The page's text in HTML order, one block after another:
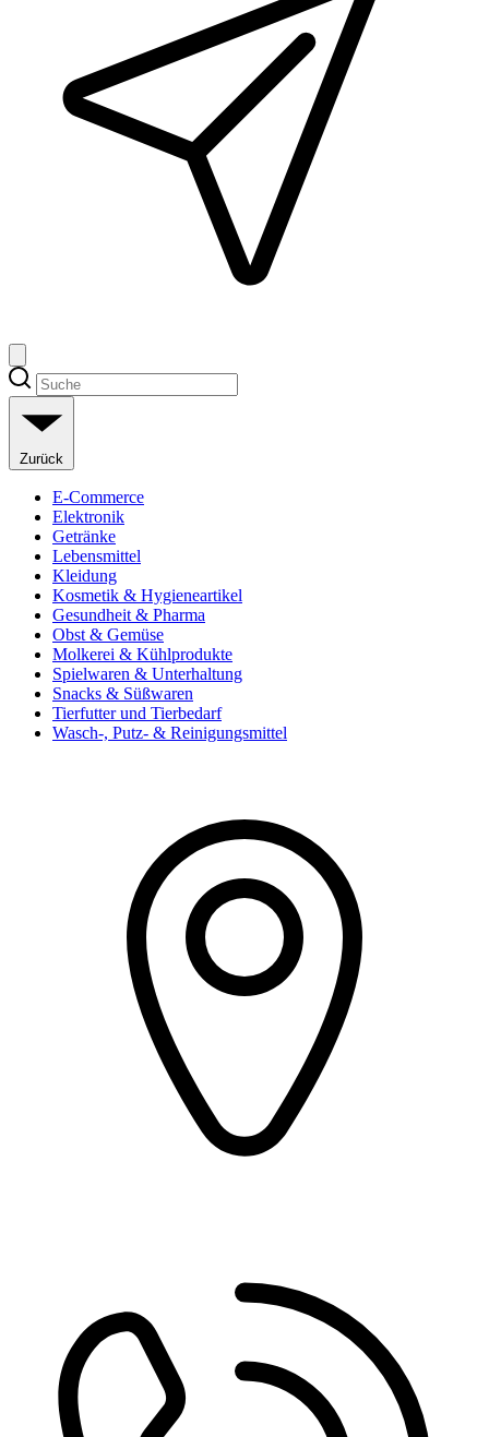
Zurück
E-Commerce
Elektronik
Getränke
Lebensmittel
Kleidung
Kosmetik & Hygieneartikel
Gesundheit & Pharma
Obst & Gemüse
Molkerei & Kühlprodukte
Spielwaren & Unterhaltung
Snacks & Süßwaren
Tierfutter und Tierbedarf
Wasch-, Putz- & Reinigungsmittel